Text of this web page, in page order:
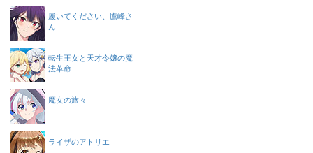
履いてください、鷹峰さ
ん
転生王女と天才令嬢の魔
法革命
魔女の旅々
ライザのアトリエ